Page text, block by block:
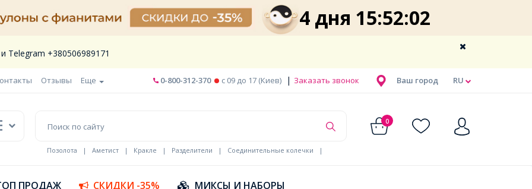
4 дня 15:52:01
Telegram +380506989171
Отзывы Еще RU
Ваш город
0-800-312-370 c 09 до 17 (Киев) | Заказать звонок
0
Позолота | Аметист | Кракле | Разделители | Соединительные колечки
|
ПРОДАЖ СКИДКИ -35% МИКСЫ И НАБОРЫ